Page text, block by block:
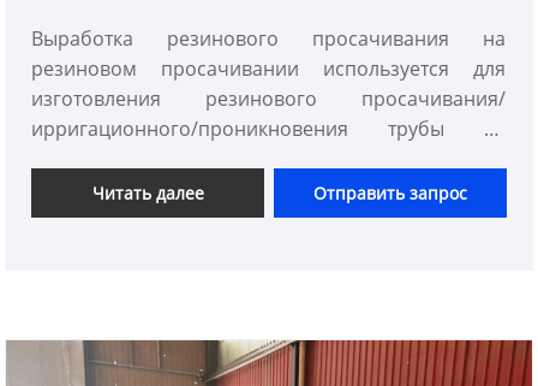
Выработка резинового просачивания на
резиновом просачивании используется для
изготовления резинового просачивания/
ирригационного/проникновения трубы из
экипируем высококачественную экструзионную
систему с опытным составом, наша машина
Читать далее Отправить запрос